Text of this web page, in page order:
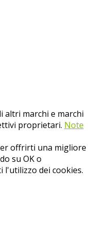
altri marchi e marchi
proprietari. Note
offrirti una migliore
su OK o
l'utilizzo dei cookies.